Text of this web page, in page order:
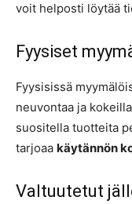
voit helposti löytää
Fyysiset
Fyysisissä
neuvontaa ja
suositella tuotteita
tarjoaa käytännön
Valtuutetut